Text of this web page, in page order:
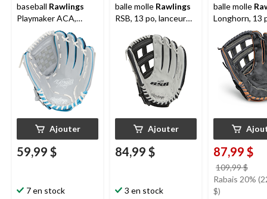
baseball Rawlings
Playmaker ACA,
jeunes, 11 po, lanceur
droitier, bleu
Ajouter
59,99 $
7 en stock
balle molle Rawlings
RSB, 13 po, lanceur
Ajouter
84,99 $
3 en stock
balle molle
Longhorn, 13
lanceur
87,99 $
109,99 $
était
Rabais 20%
$)